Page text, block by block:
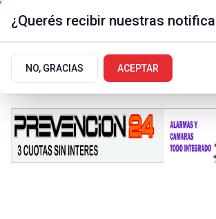
¿Querés recibir nuestras
NO, GRACIAS ACEPTAR